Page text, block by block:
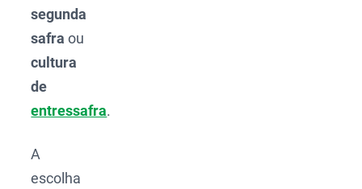
segunda
safra ou
cultura
de
entressafra.
A
escolha